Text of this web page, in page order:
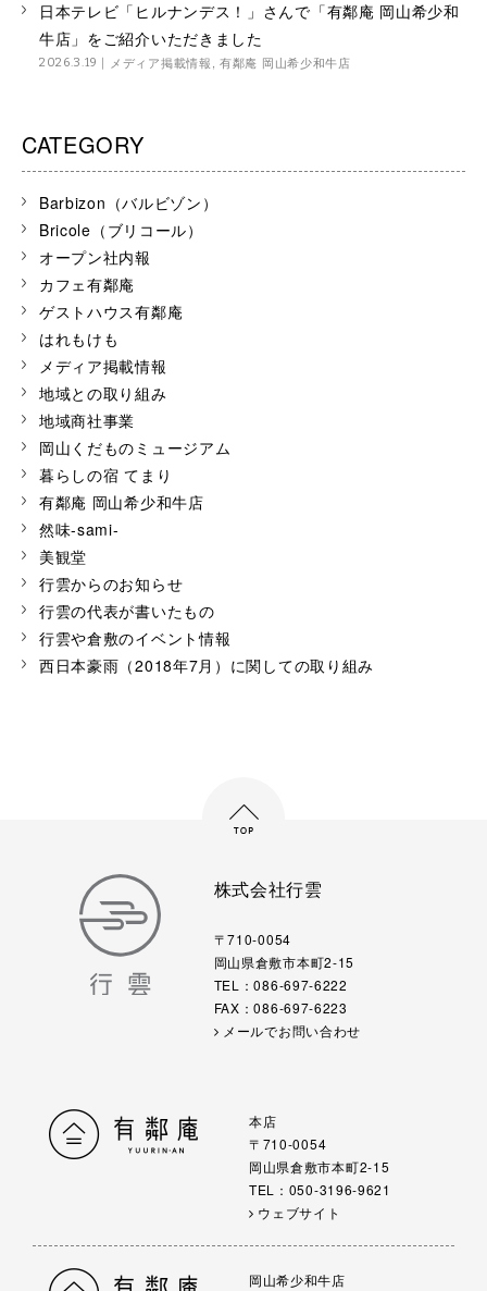
日本テレビ「ヒルナンデス！」さんで「有鄰庵 岡山希少和
牛店」をご紹介いただきました
2026.3.19 メディア掲載情報,有鄰庵 岡山希少和牛店
CATEGORY
Barbizon（バルビゾン）
Bricole（ブリコール）
オープン社内報
カフェ有鄰庵
ゲストハウス有鄰庵
はれもけも
メディア掲載情報
地域との取り組み
地域商社事業
岡山くだものミュージアム
暮らしの宿 てまり
有鄰庵 岡山希少和牛店
然味-sami-
美観堂
行雲からのお知らせ
行雲の代表が書いたもの
行雲や倉敷のイベント情報
西日本豪雨（2018年7月）に関しての取り組み
株式会社行雲
〒710-0054
岡山県倉敷市本町2-15
TEL：086-697-6222
FAX：086-697-6223
メールでお問い合わせ
本店
〒710-0054
岡山県倉敷市本町2-15
TEL：050-3196-9621
ウェブサイト
岡山希少和牛店